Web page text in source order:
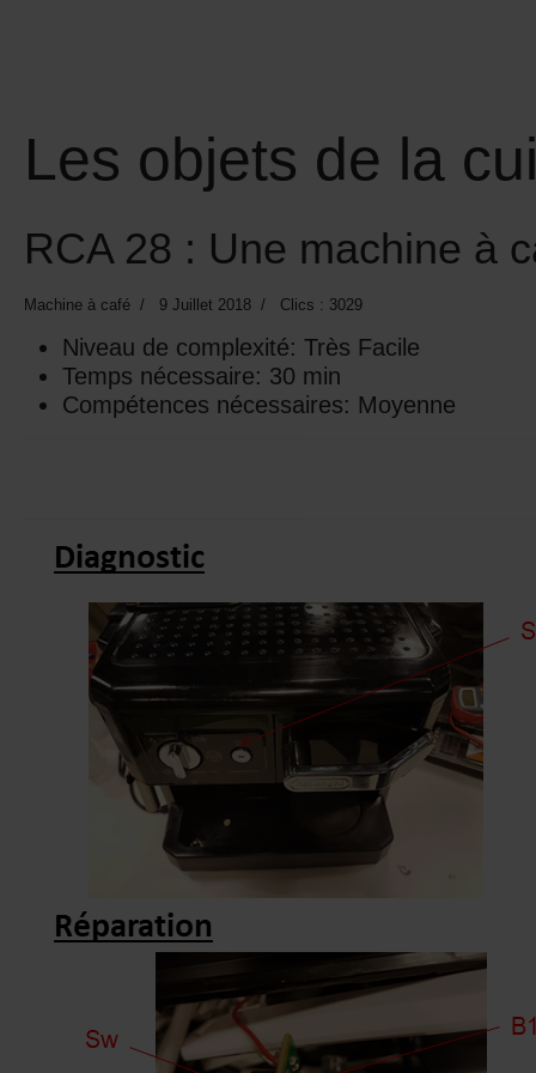
Les objets de la
RCA 28 : Une machine à
Machine à café 9 Juillet 2018 Clics : 3029
Niveau de complexité: Très Facile
Temps nécessaire: 30 min
Compétences nécessaires: Moyenne